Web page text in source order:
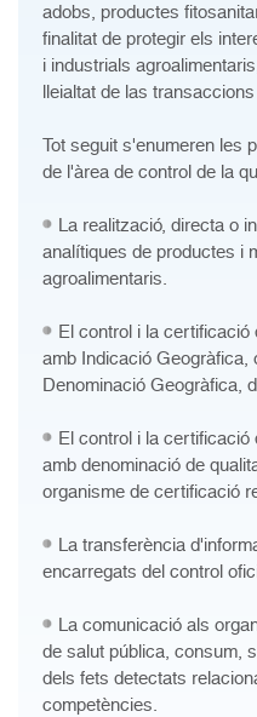
adobs, productes
finalitat de protegir els
i industrials
lleialtat de las
Tot seguit s'enumeren les
de l'àrea de control de la
La realització, directa o
analítiques de productes i
agroalimentaris.
El control i la
amb Indicació Geogràfica,
Denominació Geogràfica,
El control i la certificació
amb denominació de
organisme de certificació
La transferència
encarregats del control
La comunicació als
de salut pública, consum,
dels fets detectats
competències.